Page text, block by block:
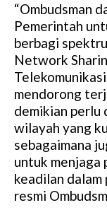
“Ombudsman
Pemerintah
berbagi
Network
mendorong
demikian perlu
wilayah yang
sebagaimana
untuk menjaga
keadilan dalam
resmi